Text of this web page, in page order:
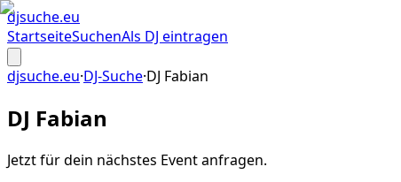
djsuche.eu
StartseiteSuchenAls DJ eintragen
djsuche.eu·DJ-Suche·DJ Fabian
DJ Fabian
Jetzt für dein nächstes Eventanfragen.